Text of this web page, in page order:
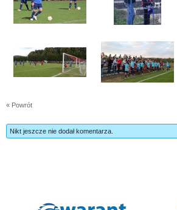
« Powrót
Nikt jeszcze nie dodał komentarza.